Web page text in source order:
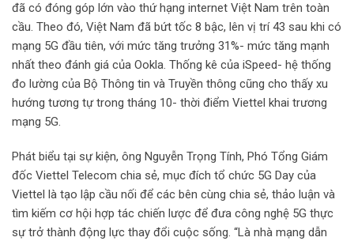
đã có đóng góp lớn vào thứ hạng internet Việt Nam trên toàn
cầu. Theo đó, Việt Nam đã bứt tốc 8 bậc, lên vị trí 43 sau khi có
mạng 5G đầu tiên, với mức tăng trưởng 31%- mức tăng mạnh
nhất theo đánh giá của Ookla. Thống kê của iSpeed- hệ thống
đo lường của Bộ Thông tin và Truyền thông cũng cho thấy xu
hướng tương tự trong tháng 10- thời điểm Viettel khai trương
mạng 5G.
Phát biểu tại sự kiện, ông Nguyễn Trọng Tính, Phó Tổng Giám
đốc Viettel Telecom chia sẻ, mục đích tổ chức 5G Day của
Viettel là tạo lập cầu nối để các bên cùng chia sẻ, thảo luận và
tìm kiếm cơ hội hợp tác chiến lược để đưa công nghệ 5G thực
sự trở thành động lực thay đổi cuộc sống. “Là nhà mạng dẫn